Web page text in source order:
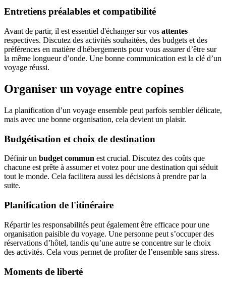
Entretiens préalables et compatibilité
Avant de partir, il est essentiel d'échanger sur vos attentes
respectives. Discutez des activités souhaitées, des budgets et des
préférences en matière d'hébergements pour vous assurer d’être sur
la même longueur d’onde. Une bonne communication est la clé d’un
voyage réussi.
Organiser un voyage entre copines
La planification d’un voyage ensemble peut parfois sembler délicate,
mais avec une bonne organisation, cela devient un plaisir.
Budgétisation et choix de destination
Définir un budget commun est crucial. Discutez des coûts que
chacune est prête à assumer et votez pour une destination qui séduit
tout le monde. Cela facilitera aussi les décisions à prendre par la
suite.
Planification de l'itinéraire
Répartir les responsabilités peut également être efficace pour une
organisation paisible du voyage. Une personne peut s’occuper des
réservations d’hôtel, tandis qu’une autre se concentre sur le choix
des activités. Cela vous permet de profiter de l’ensemble sans stress.
Moments de liberté